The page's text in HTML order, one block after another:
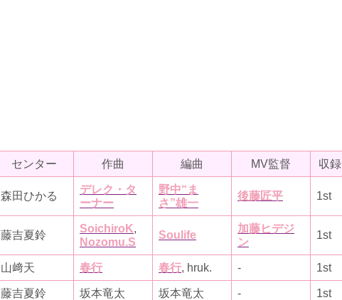
センター 作曲 編曲 MV監督 収録
森田ひかる
デレク・タ
ーナー
野中“ま
さ”雄一
後藤匠平 1st
藤吉夏鈴
SoichiroK,
Nozomu.S
Soulife
加藤ヒデジ
ン
1st
山﨑天 春行 春行, hruk. - 1st
藤吉夏鈴 坂本竜太 坂本竜太 - 1st